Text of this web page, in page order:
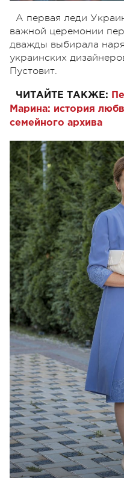
А первая леди
важной церемонии
дважды выбирала
украинских
Пустовит.
ЧИТАЙТЕ ТАКЖЕ:
Марина: история
семейного архива